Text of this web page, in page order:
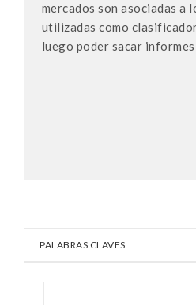
mercados son asociadas a
utilizadas como
luego poder sacar
PALABRAS CLAVES